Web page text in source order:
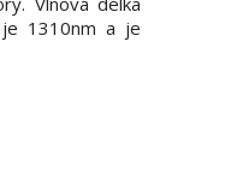
1310nm a je
parametry: